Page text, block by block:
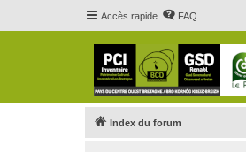
Accès rapide FAQ
Index du forum